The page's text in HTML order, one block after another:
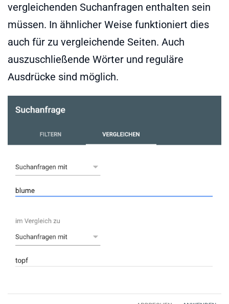
vergleichenden Suchanfragen enthalten sein
müssen. In ähnlicher Weise funktioniert dies
auch für zu vergleichende Seiten. Auch
auszuschließende Wörter und reguläre
Ausdrücke sind möglich.